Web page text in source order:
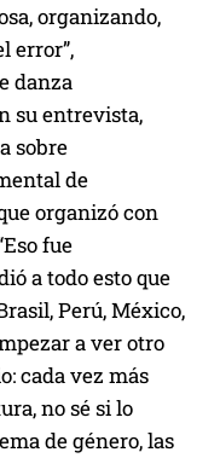
organizando,
error”,
danza
su entrevista,
sobre
de
organizó con
fue
a todo esto que
Perú, México,
a ver otro
cada vez más
no sé si lo
de género, las